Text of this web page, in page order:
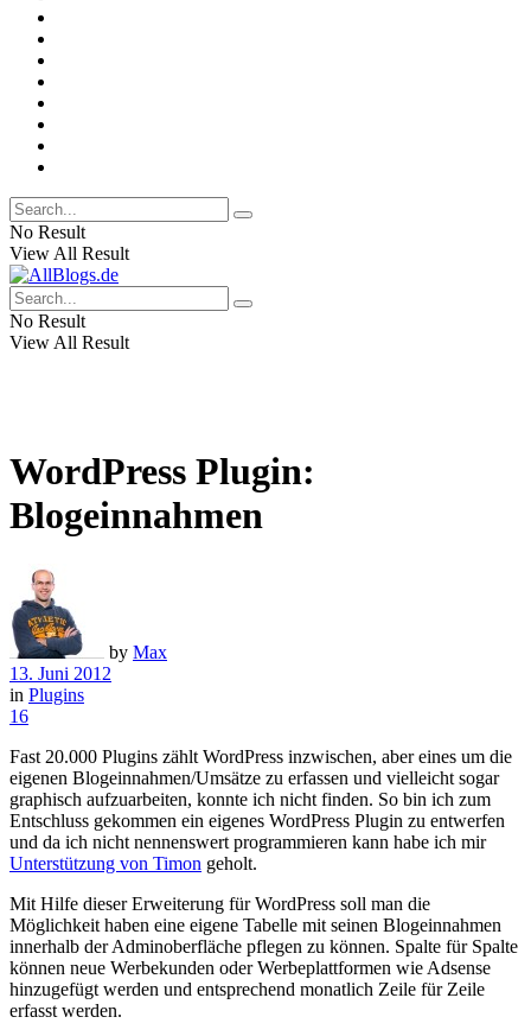
No Result
View All Result
No Result
View All Result
WordPress Plugin:
Blogeinnahmen
by Max
13. Juni 2012
in Plugins
16
Fast 20.000 Plugins zählt WordPress inzwischen, aber eines um die
eigenen Blogeinnahmen/Umsätze zu erfassen und vielleicht sogar
graphisch aufzuarbeiten, konnte ich nicht finden. So bin ich zum
Entschluss gekommen ein eigenes WordPress Plugin zu entwerfen
und da ich nicht nennenswert programmieren kann habe ich mir
Unterstützung von Timon geholt.
Mit Hilfe dieser Erweiterung für WordPress soll man die
Möglichkeit haben eine eigene Tabelle mit seinen Blogeinnahmen
innerhalb der Adminoberfläche pflegen zu können. Spalte für Spalte
können neue Werbekunden oder Werbeplattformen wie Adsense
hinzugefügt werden und entsprechend monatlich Zeile für Zeile
erfasst werden.